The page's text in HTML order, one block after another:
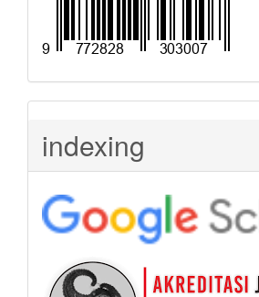
indexing